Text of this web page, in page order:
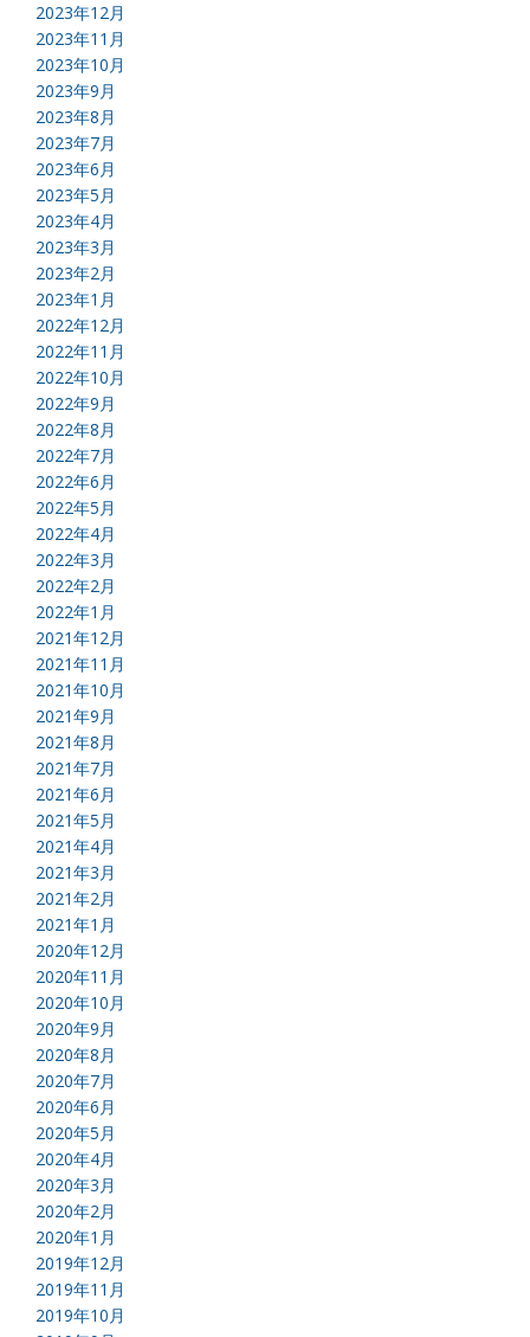
2023年12月
2023年11月
2023年10月
2023年9月
2023年8月
2023年7月
2023年6月
2023年5月
2023年4月
2023年3月
2023年2月
2023年1月
2022年12月
2022年11月
2022年10月
2022年9月
2022年8月
2022年7月
2022年6月
2022年5月
2022年4月
2022年3月
2022年2月
2022年1月
2021年12月
2021年11月
2021年10月
2021年9月
2021年8月
2021年7月
2021年6月
2021年5月
2021年4月
2021年3月
2021年2月
2021年1月
2020年12月
2020年11月
2020年10月
2020年9月
2020年8月
2020年7月
2020年6月
2020年5月
2020年4月
2020年3月
2020年2月
2020年1月
2019年12月
2019年11月
2019年10月